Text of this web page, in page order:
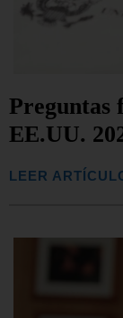
Preguntas
EE.UU.
LEER